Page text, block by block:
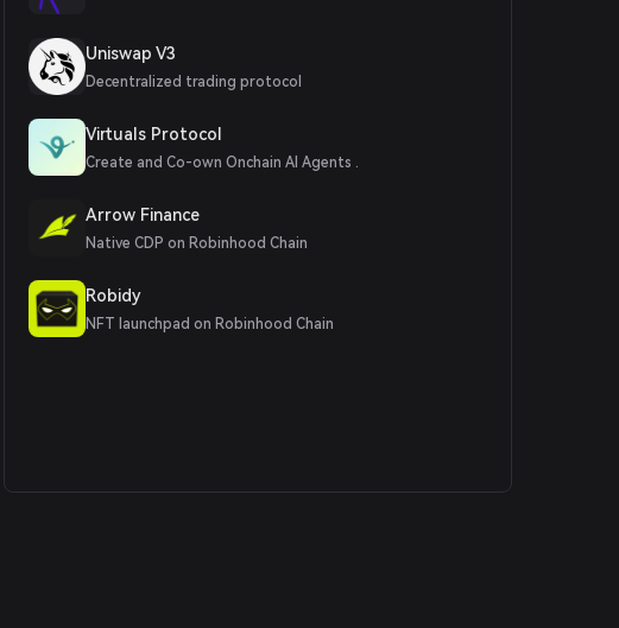
Uniswap V3
Decentralized trading protocol
Virtuals Protocol
Create and Co-own Onchain AI Agents .
Arrow Finance
Native CDP on Robinhood Chain
Robidy
NFT launchpad on Robinhood Chain